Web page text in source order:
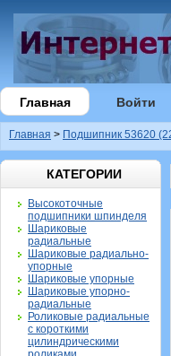
Главная Войти
Главная > Подшипник 53620
КАТЕГОРИИ
Высокоточные
подшипники шпинделя
Шариковые
радиальные
Шариковые радиально-
упорные
Шариковые упорные
Шариковые упорно-
радиальные
Роликовые радиальные
с короткими
цилиндрическими